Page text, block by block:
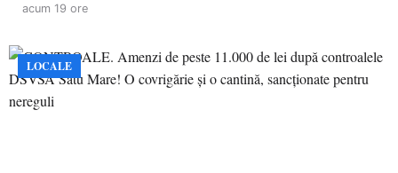
acum 19 ore
LOCALE